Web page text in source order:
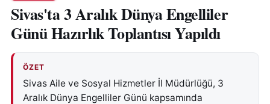
Sivas'ta 3 Aralık Dünya Engelliler
Günü Hazırlık Toplantısı Yapıldı
ÖZET
Sivas Aile ve Sosyal Hizmetler İl Müdürlüğü, 3
Aralık Dünya Engelliler Günü kapsamında